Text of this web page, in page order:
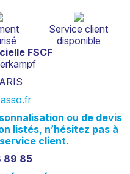
Service client
disponible
FSCF
ou de devis
listés, n’hésitez pas à
service client.
89 85